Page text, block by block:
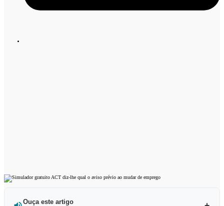
Ouça este artigo